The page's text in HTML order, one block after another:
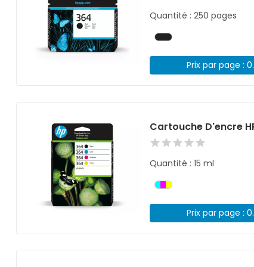
Quantité : 250 pages
Prix par page :
Cartouche D'encre
Quantité : 15 ml
Prix par page :